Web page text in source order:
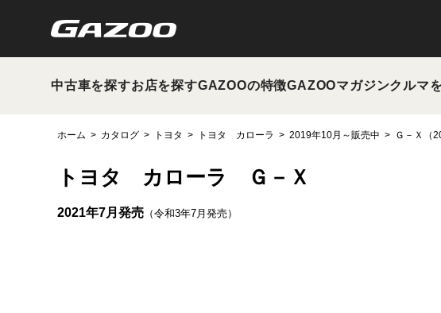
中古車を探すお店を探すGAZOOの特徴GAZOOマガジンクルマ
ホーム カタログ トヨタ トヨタ カローラ 2019年10月～販売中 Ｇ－Ｘ（
トヨタ カローラ Ｇ－Ｘ
2021年7月発売 （令和3年7月発売）